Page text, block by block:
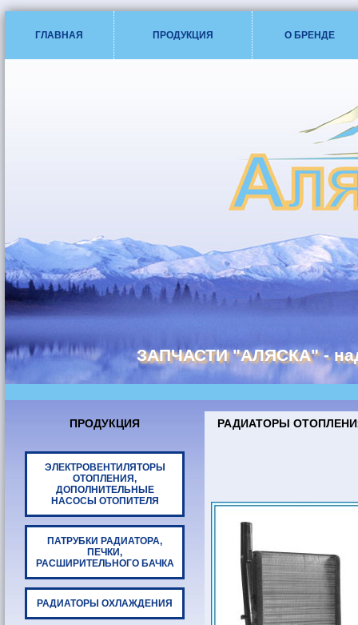
ГЛАВНАЯ ПРОДУКЦИЯ О БРЕНДЕ
ЗАПЧАСТИ "АЛЯСКА" -
ПРОДУКЦИЯ
ЭЛЕКТРОВЕНТИЛЯТОРЫ
ОТОПЛЕНИЯ,
ДОПОЛНИТЕЛЬНЫЕ
НАСОСЫ ОТОПИТЕЛЯ
ПАТРУБКИ РАДИАТОРА,
ПЕЧКИ,
РАСШИРИТЕЛЬНОГО БАЧКА
РАДИАТОРЫ ОХЛАЖДЕНИЯ
РАДИАТОРЫ